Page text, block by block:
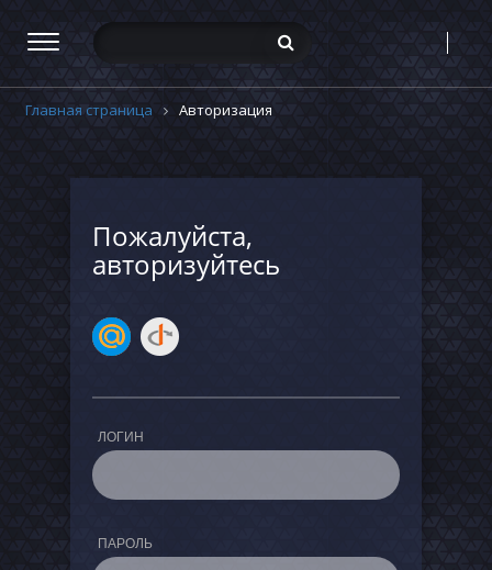
Главная страница Авторизация
Пожалуйста,
авторизуйтесь
ЛОГИН
ПАРОЛЬ